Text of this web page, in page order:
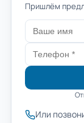
Пришлём
Или